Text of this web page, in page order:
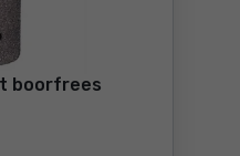
boorfrees